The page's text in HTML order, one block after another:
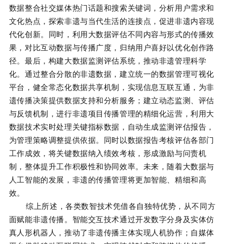
数据整合社交媒体热门话题和搜索关键词，分析用户需求和
文化热点，探索非遗与当代生活的连接点，促进非遗内容现
代化创新。同时，利用大数据评估不同内容与形式的传播效
果，对比互动数据与传播广度，归纳用户喜好以优化创作路
径。最后，构建大数据监测评估系统，推动非遗管理科学
化。通过整合分散的非遗数据，建立统一的数据管理可视化
平台，健全常态化数据共享机制，实现信息互联互通，为非
遗传播决策提供数据支持和分析服务；建立动态监测、评估
与反馈机制，进行非遗项目传播管理的精细化运营，利用大
数据技术实时处理关键指标数据，自动生成监测评估报告，
为管理策略调整提供依据。同时以数据报告考核评估各部门
工作成效，将关键数据纳入绩效考核，形成激励与问责机
制，整体提升工作积极性和协同效率。未来，随着大数据与
人工智能的发展，非遗的传播管理将更加智能、精细和高
效。
综上所述，各类数智技术凭借各自独特优势，从不同方
面赋能非遗传播。智能交互技术通过开发数字分身及实体仿
真人形机器人，推动了非遗传播主体实现人机协作；自媒体